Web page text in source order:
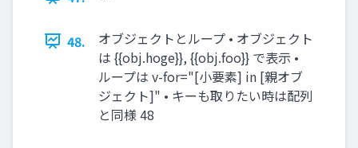
48.
オブジェクトとループ • オブジェクト
は {{obj.hoge}}, {{obj.foo}} で表示 •
ループは v-for="[小要素] in [親オブ
ジェクト]" • キーも取りたい時は配列
と同様 48